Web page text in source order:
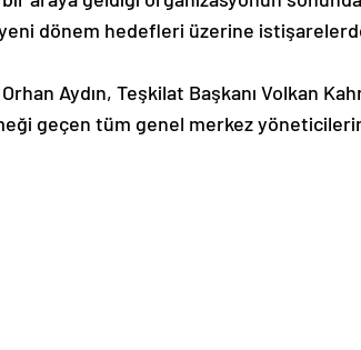
yeni dönem hedefleri üzerine
Aydın, Teşkilat Başkanı Volkan
geçen tüm genel merkez